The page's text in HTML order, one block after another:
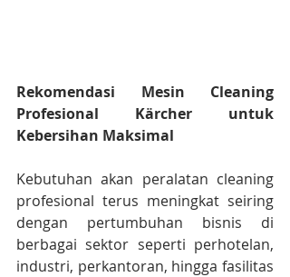
Rekomendasi Mesin Cleaning
Profesional Kärcher untuk
Kebersihan Maksimal
Kebutuhan akan peralatan cleaning
profesional terus meningkat seiring
dengan pertumbuhan bisnis di
berbagai sektor seperti perhotelan,
industri, perkantoran, hingga fasilitas